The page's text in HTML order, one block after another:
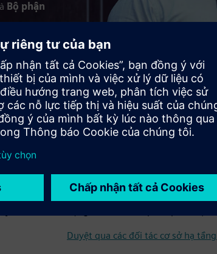
Bộ phận
hệ
Cơ sở hạ tầng thông
Kết nối các hệ thống năng lượng,
thông minh giúp cải thiện hiệu
quyền của chúng tôi hỗ trợ khách
động hóa tòa nhà, phân phối điện
Duyệt qua các đối tác cơ sở hạ